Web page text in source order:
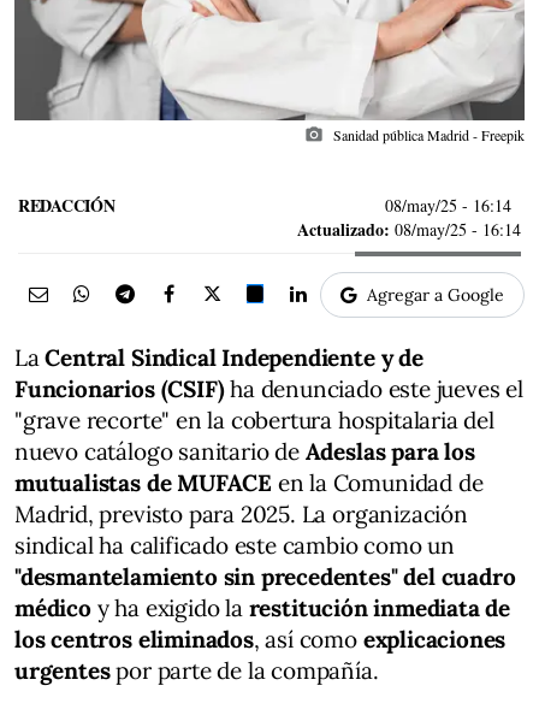
photo_camera Sanidad pública Madrid - Freepik
REDACCIÓN 08/may/25 - 16:14
Actualizado: 08/may/25 - 16:14
Agregar a Google
LaCentral Sindical Independiente y de
Funcionarios (CSIF)ha denunciado este jueves el
"grave recorte" en la cobertura hospitalaria del
nuevo catálogo sanitario de Adeslas para los
mutualistas de MUFACE en la Comunidad de
Madrid, previsto para 2025. La organización
sindical ha calificado este cambio como un
"desmantelamiento sin precedentes" del cuadro
médicoy ha exigido la restitución inmediata de
los centros eliminados, así como explicaciones
urgentespor parte de la compañía.